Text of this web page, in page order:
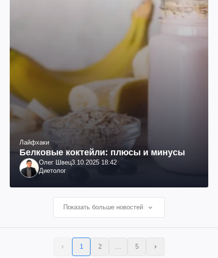
Лайфхаки
Белковые коктейли: плюсы и минусы
Олег Швец3.10.2025 18:42
Диетолог
Показать больше новостей
1 2 5